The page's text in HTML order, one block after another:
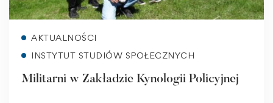
AKTUALNOŚCI
INSTYTUT STUDIÓW SPOŁECZNYCH
Militarni w Zakładzie Kynologii Policyjnej